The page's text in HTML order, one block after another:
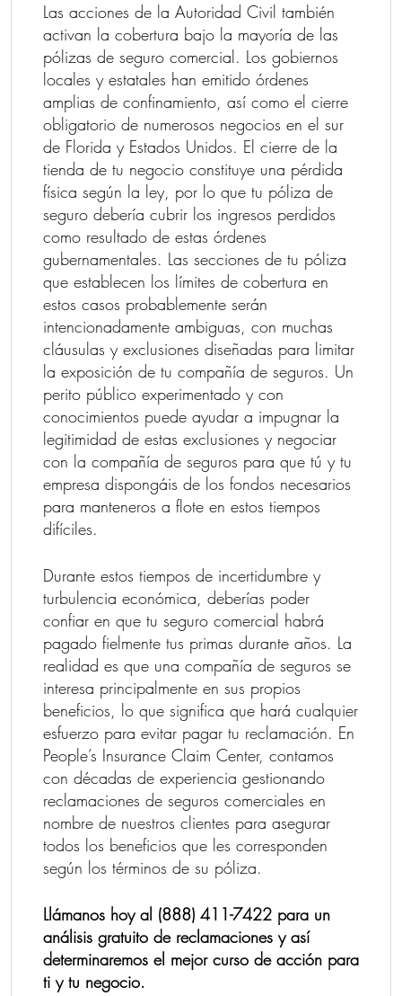
Las acciones de la Autoridad Civil también
activan la cobertura bajo la mayoría de las
pólizas de seguro comercial. Los gobiernos
locales y estatales han emitido órdenes
amplias de confinamiento, así como el cierre
obligatorio de numerosos negocios en el sur
de Florida y Estados Unidos. El cierre de la
tienda de tu negocio constituye una pérdida
física según la ley, por lo que tu póliza de
seguro debería cubrir los ingresos perdidos
como resultado de estas órdenes
gubernamentales. Las secciones de tu póliza
que establecen los límites de cobertura en
estos casos probablemente serán
intencionadamente ambiguas, con muchas
cláusulas y exclusiones diseñadas para limitar
la exposición de tu compañía de seguros. Un
perito público experimentado y con
conocimientos puede ayudar a impugnar la
legitimidad de estas exclusiones y negociar
con la compañía de seguros para que tú y tu
empresa dispongáis de los fondos necesarios
para manteneros a flote en estos tiempos
difíciles.
Durante estos tiempos de incertidumbre y
turbulencia económica, deberías poder
confiar en que tu seguro comercial habrá
pagado fielmente tus primas durante años. La
realidad es que una compañía de seguros se
interesa principalmente en sus propios
beneficios, lo que significa que hará cualquier
esfuerzo para evitar pagar tu reclamación. En
People’s Insurance Claim Center, contamos
con décadas de experiencia gestionando
reclamaciones de seguros comerciales en
nombre de nuestros clientes para asegurar
todos los beneficios que les corresponden
según los términos de su póliza.
Llámanos hoy al (888) 411-7422 para un
análisis gratuito de reclamaciones y así
determinaremos el mejor curso de acción para
ti y tu negocio.